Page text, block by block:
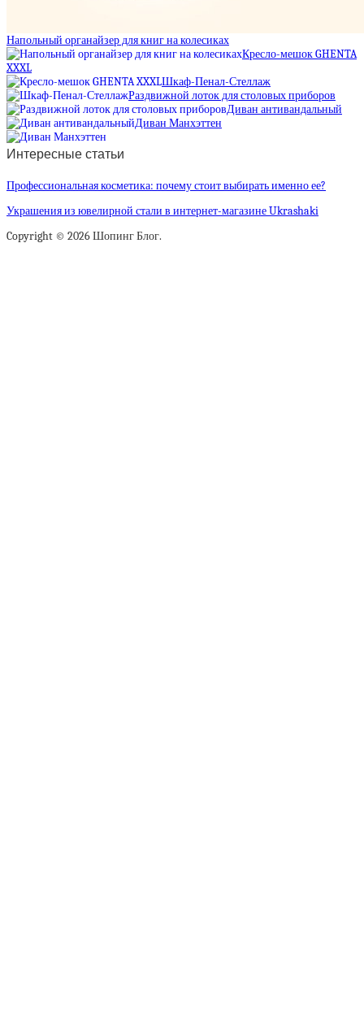
Напольный органайзер для книг на колесиках
Кресло-мешок GHENTA
XXXL
Шкаф-Пенал-Стеллаж
Раздвижной лоток для столовых приборов
Диван антивандальный
Диван Манхэттен
Интересные статьи
Профессиональная косметика: почему стоит выбирать именно ее?
Украшения из ювелирной стали в интернет-магазине Ukrashaki
Copyright © 2026 Шопинг Блог.